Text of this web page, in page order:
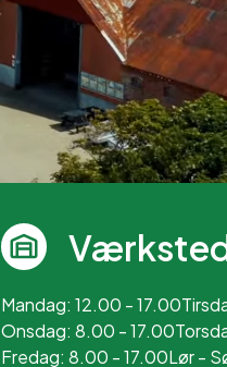
Mandag: 12.00 - 17.00
Onsdag: 8.00 - 17.00
Fredag: 8.00 - 17.00Lør -